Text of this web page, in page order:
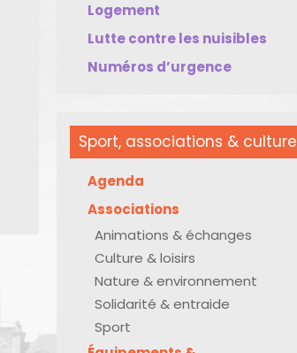
Logement
Lutte contre les nuisibles
Numéros d’urgence
Sport, associations & culture
Agenda
Associations
Animations & échanges
Culture & loisirs
Nature & environnement
Solidarité & entraide
Sport